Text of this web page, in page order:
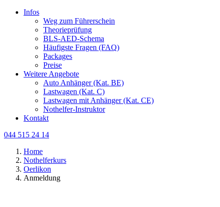
Infos
Weg zum Führerschein
Theorieprüfung
BLS-AED-Schema
Häufigste Fragen (FAQ)
Packages
Preise
Weitere Angebote
Auto Anhänger (Kat. BE)
Lastwagen (Kat. C)
Lastwagen mit Anhänger (Kat. CE)
Nothelfer-Instruktor
Kontakt
044 515 24 14
Home
Nothelferkurs
Oerlikon
Anmeldung